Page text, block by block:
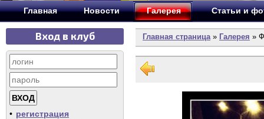
Главная Новости Галерея Статьи и
Вход в клуб
• регистрация
Главная страница» Галерея »